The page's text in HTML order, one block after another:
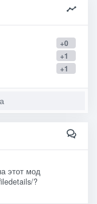
+0
+1
+1
этот мод
?